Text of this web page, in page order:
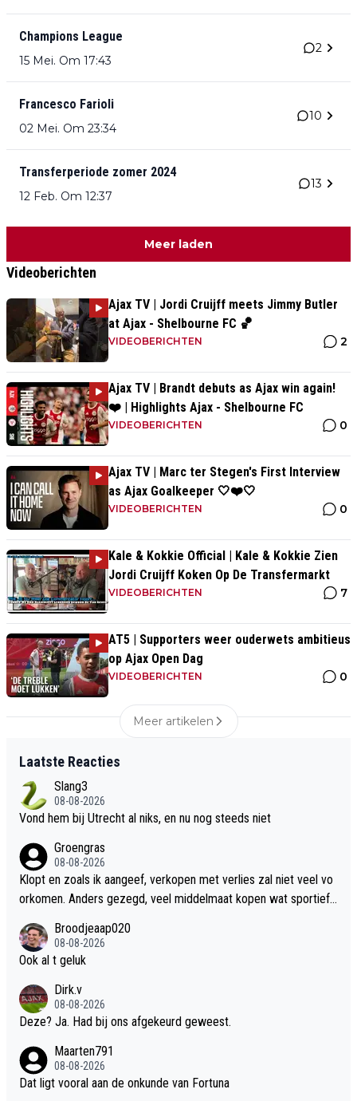
Champions League
15 Mei. Om 17:43
2
Francesco Farioli
02 Mei. Om 23:34
10
Transferperiode zomer 2024
12 Feb. Om 12:37
13
Meer laden
Videoberichten
Ajax TV | Jordi Cruijff meets Jimmy Butler
at Ajax - Shelbourne FC 🏀
VIDEOBERICHTEN 2
Ajax TV | Brandt debuts as Ajax win again!
❤️ | Highlights Ajax - Shelbourne FC
VIDEOBERICHTEN 0
Ajax TV | Marc ter Stegen's First Interview
as Ajax Goalkeeper 🤍❤️🤍
VIDEOBERICHTEN 0
Kale & Kokkie Official | Kale & Kokkie Zien
Jordi Cruijff Koken Op De Transfermarkt
VIDEOBERICHTEN 7
AT5 | Supporters weer ouderwets ambitieus
op Ajax Open Dag
VIDEOBERICHTEN 0
Meer artikelen
Laatste Reacties
Slang3
08-08-2026
Vond hem bij Utrecht al niks, en nu nog steeds niet
Groengras
08-08-2026
Klopt en zoals ik aangeef, verkopen met verlies zal niet veel vo
orkomen. Anders gezegd, veel middelmaat kopen wat sportief
ezond. Kwaliteit op het veld moet je primaire focus zijn, waarbij
enkele spelers huren niet per definitie slecht is. Huur geeft je m
et beste heeft laten zien.. dan heb je een paar miljoen afschrijvi
ng + regulier salaris voor je kiezen en ben je er sportief niets m
ee opgeschoten. Vervolgens moet je er weer vanaf zien te kom
en. Als Ter Stegen veel geblesseerd is, dan ben je salaris kwijt,
heb je hopelijk nog wel genoten van een rolmodel die ervaring d
eelt binnen de selectie en is het doei en bedankt.
Broodjeaap020
08-08-2026
Ook al t geluk
Dirk.v
08-08-2026
Deze? Ja. Had bij ons afgekeurd geweest.
Maarten791
08-08-2026
Dat ligt vooral aan de onkunde van Fortuna